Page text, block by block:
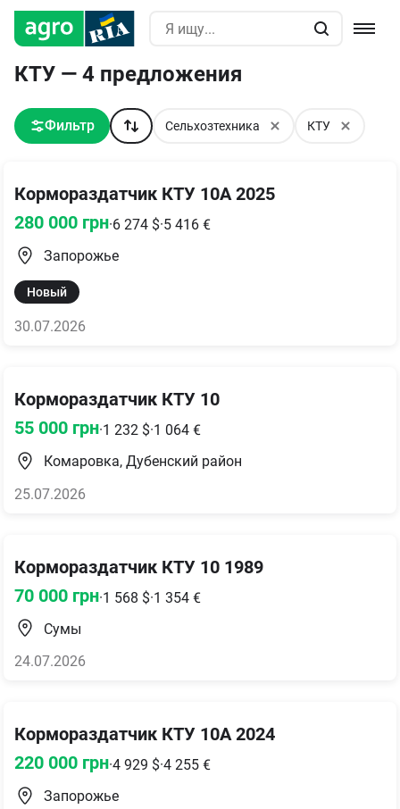
КТУ — 4 предложения
Фильтр Сельхозтехника КТУ
Кормораздатчик КТУ 10А 2025
280 000 грн·6 274 $·5 416 €
Запорожье
Новый
30.07.2026
Кормораздатчик КТУ 10
55 000 грн·1 232 $·1 064 €
Комаровка, Дубенский район
25.07.2026
Кормораздатчик КТУ 10 1989
70 000 грн·1 568 $·1 354 €
Сумы
24.07.2026
Кормораздатчик КТУ 10А 2024
220 000 грн·4 929 $·4 255 €
Запорожье